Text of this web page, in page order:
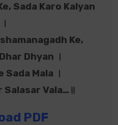
Sada Karo Kalyan
।
Ke,
Dhyan ।
Sada Mala ।
Salasar Vala…॥
PDF